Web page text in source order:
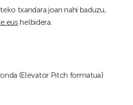
txandara joan nahi baduzu,
helbidera.
(Elevator Pitch formatua)